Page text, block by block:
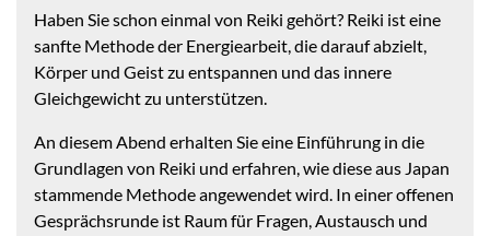
Haben Sie schon einmal von Reiki gehört? Reiki ist eine
sanfte Methode der Energiearbeit, die darauf abzielt,
Körper und Geist zu entspannen und das innere
Gleichgewicht zu unterstützen.
An diesem Abend erhalten Sie eine Einführung in die
Grundlagen von Reiki und erfahren, wie diese aus Japan
stammende Methode angewendet wird. In einer offenen
Gesprächsrunde ist Raum für Fragen, Austausch und